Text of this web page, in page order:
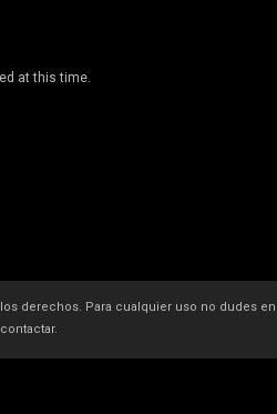
at this time.
derechos. Para cualquier uso no dudes en
contactar.